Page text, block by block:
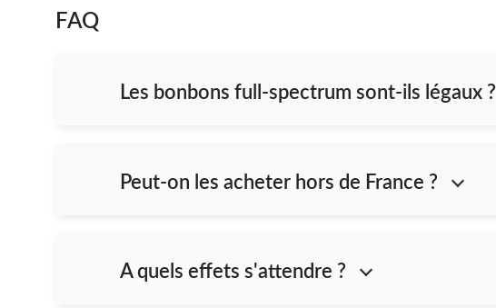
FAQ
Les bonbons full-spectrum sont-ils légaux ?
Peut-on les acheter hors de France ?
A quels effets s'attendre ?